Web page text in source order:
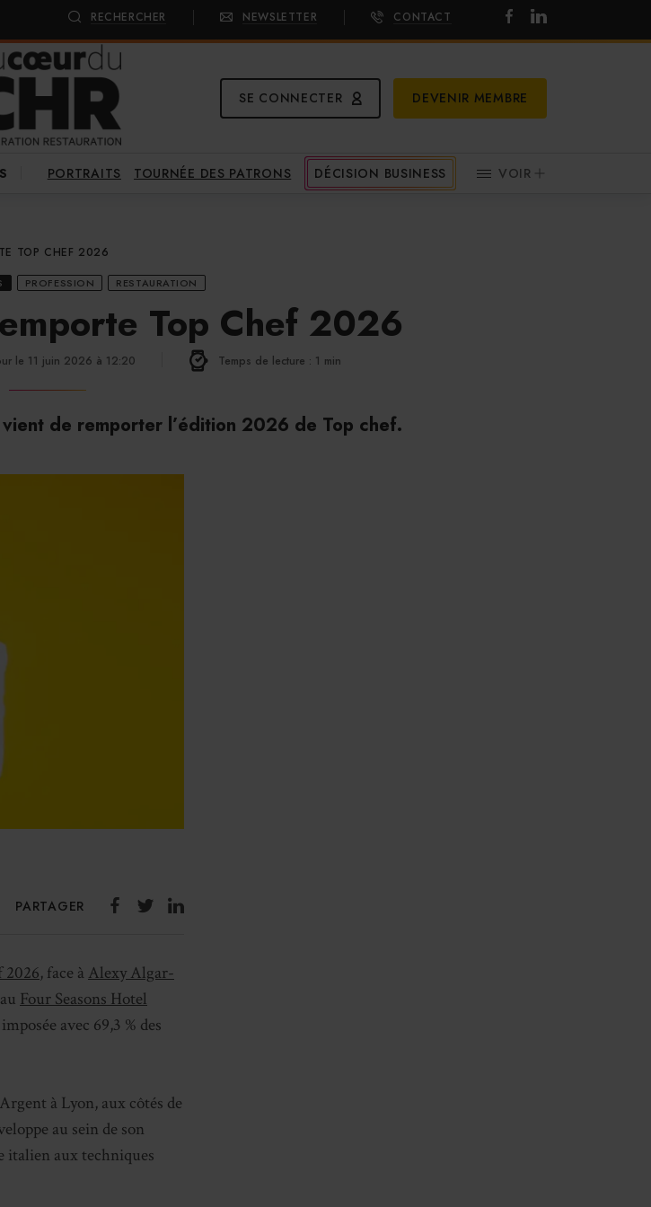
RECHERCHER NEWSLETTER CONTACT
SE CONNECTER DEVENIR MEMBRE
PORTRAITS TOURNÉE DES PATRONS DÉCISION BUSINESS VOIR
TOP CHEF 2026
PROFESSION RESTAURATION
Top Chef 2026
le 11 juin 2026 à 12:20 Temps de lecture : 1 min
de remporter l’édition 2026 de Top chef.
PARTAGER
2026, face à Alexy Algar-
Four Seasons Hotel
avec 69,3 % des
à Lyon, aux côtés de
au sein de son
italien aux techniques